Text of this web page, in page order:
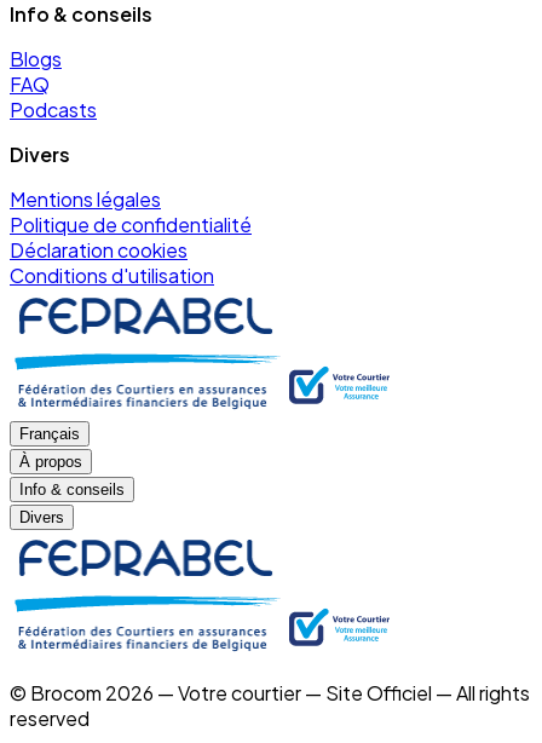
Info & conseils
Blogs
FAQ
Podcasts
Divers
Mentions légales
Politique de confidentialité
Déclaration cookies
Conditions d'utilisation
Français
À propos
Info & conseils
Divers
© Brocom 2026 — Votre courtier — Site Officiel — All rights
reserved